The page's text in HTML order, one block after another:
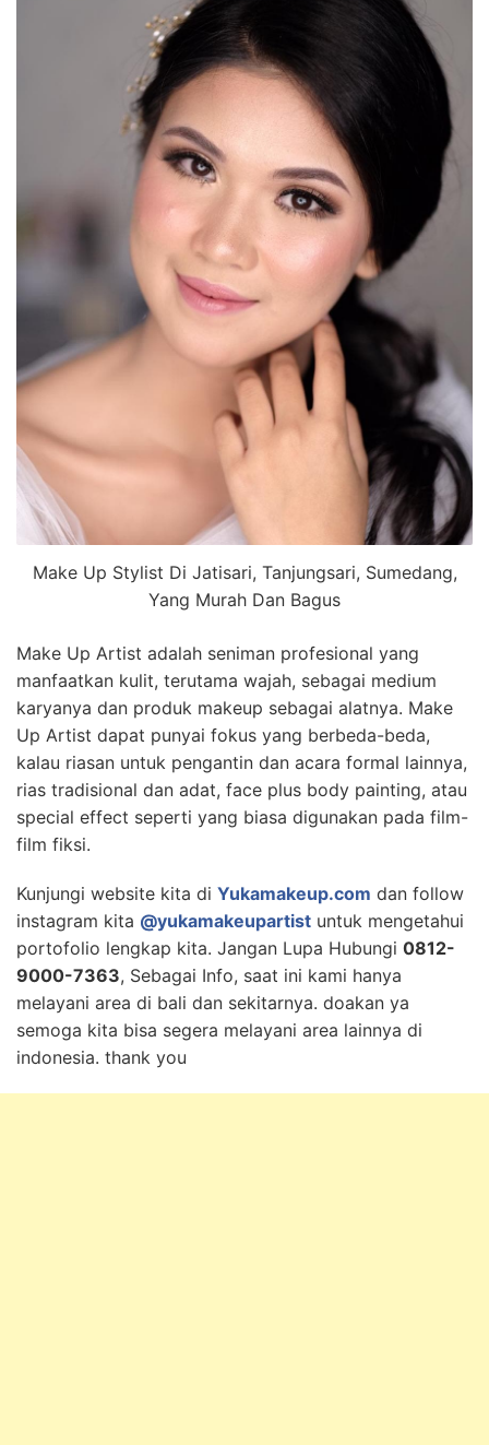
Make Up Stylist Di Jatisari, Tanjungsari, Sumedang,
Yang Murah Dan Bagus
Make Up Artist adalah seniman profesional yang
manfaatkan kulit, terutama wajah, sebagai medium
karyanya dan produk makeup sebagai alatnya. Make
Up Artist dapat punyai fokus yang berbeda-beda,
kalau riasan untuk pengantin dan acara formal lainnya,
rias tradisional dan adat, face plus body painting, atau
special effect seperti yang biasa digunakan pada film-
film fiksi.
Kunjungi website kita di Yukamakeup.com dan follow
instagram kita @yukamakeupartist untuk mengetahui
portofolio lengkap kita. Jangan Lupa Hubungi 0812-
9000-7363, Sebagai Info, saat ini kami hanya
melayani area di bali dan sekitarnya. doakan ya
semoga kita bisa segera melayani area lainnya di
indonesia. thank you